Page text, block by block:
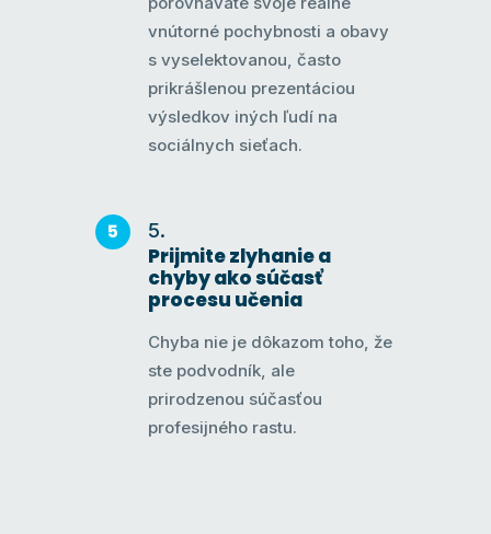
vnútorné pochybnosti a obavy
s vyselektovanou, často
prikrášlenou prezentáciou
výsledkov iných ľudí na
sociálnych sieťach.
Prijmite zlyhanie a
chyby ako súčasť
procesu učenia
Chyba nie je dôkazom toho, že
ste podvodník, ale
prirodzenou súčasťou
profesijného rastu.